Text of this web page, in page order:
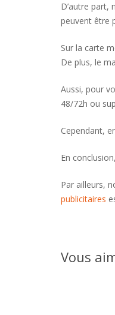
D’autre part,
peuvent être
Sur la carte
De plus, le
Aussi, pour
48/72h ou
Cependant,
En
Par ailleurs,
publicitaires
Vous